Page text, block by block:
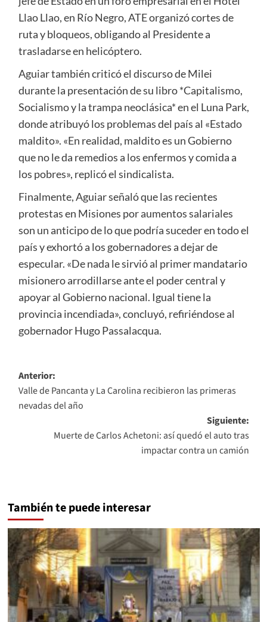
Llao Llao, en Río Negro, ATE organizó cortes de
ruta y bloqueos, obligando al Presidente a
trasladarse en helicóptero.
Aguiar también criticó el discurso de Milei
durante la presentación de su libro *Capitalismo,
Socialismo y la trampa neoclásica* en el Luna Park,
donde atribuyó los problemas del país al «Estado
maldito». «En realidad, maldito es un Gobierno
que no le da remedios a los enfermos y comida a
los pobres», replicó el sindicalista.
Finalmente, Aguiar señaló que las recientes
protestas en Misiones por aumentos salariales
son un anticipo de lo que podría suceder en todo el
país y exhortó a los gobernadores a dejar de
especular. «De nada le sirvió al primer mandatario
misionero arrodillarse ante el poder central y
apoyar al Gobierno nacional. Igual tiene la
provincia incendiada», concluyó, refiriéndose al
gobernador Hugo Passalacqua.
Navegación
de
entradas
Anterior:
Valle de Pancanta y La Carolina recibieron las primeras
nevadas del año
Siguiente:
Muerte de Carlos Achetoni: así quedó el auto tras
impactar contra un camión
También te puede interesar